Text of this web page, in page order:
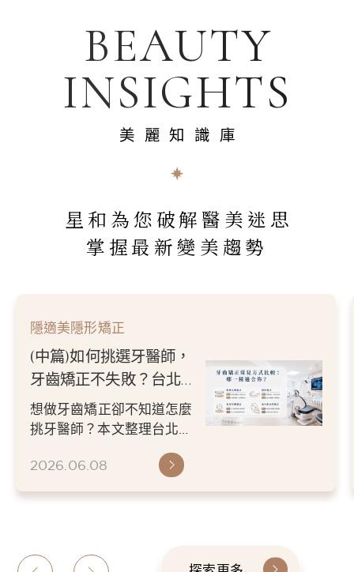
BEAUTY
INSIGHTS
美麗知識庫
星和為您破解醫美迷思
掌握最新變美趨勢
隱適美隱形矯正
(中篇)如何挑選牙醫師，
牙齒矯正不失敗？台北／
新竹牙醫推薦指南
想做牙齒矯正卻不知道怎麼
挑牙醫師？本文整理台北／
醫師經驗、數位檢查、矯正
2026.06.08